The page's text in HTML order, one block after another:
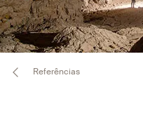
Referências